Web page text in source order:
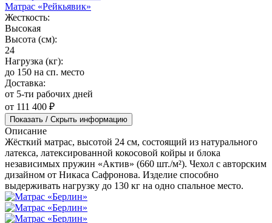
Матрас «Рейкьявик»
Жесткость:
Высокая
Высота (см):
24
Нагрузка (кг):
до 150 на сп. место
Доставка:
от 5-ти рабочих дней
от 111 400 ₽
Показать / Скрыть информацию
Описание
Жёсткий матрас, высотой 24 см, состоящий из натурального
латекса, латексированной кокосовой койры и блока
независимых пружин «Актив» (660 шт./м²). Чехол с авторским
дизайном от Никаса Сафронова. Изделие способно
выдерживать нагрузку до 130 кг на одно спальное место.